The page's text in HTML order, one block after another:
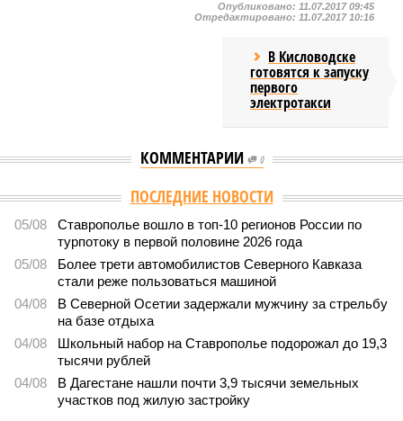
Опубликовано: 11.07.2017 09:45
Отредактировано: 11.07.2017 10:16
В Кисловодске
готовятся к запуску
первого
электротакси
КОММЕНТАРИИ 0
ПОСЛЕДНИЕ НОВОСТИ
05/08
Ставрополье вошло в топ-10 регионов России по
турпотоку в первой половине 2026 года
05/08
Более трети автомобилистов Северного Кавказа
стали реже пользоваться машиной
04/08
В Северной Осетии задержали мужчину за стрельбу
на базе отдыха
04/08
Школьный набор на Ставрополье подорожал до 19,3
тысячи рублей
04/08
В Дагестане нашли почти 3,9 тысячи земельных
участков под жилую застройку